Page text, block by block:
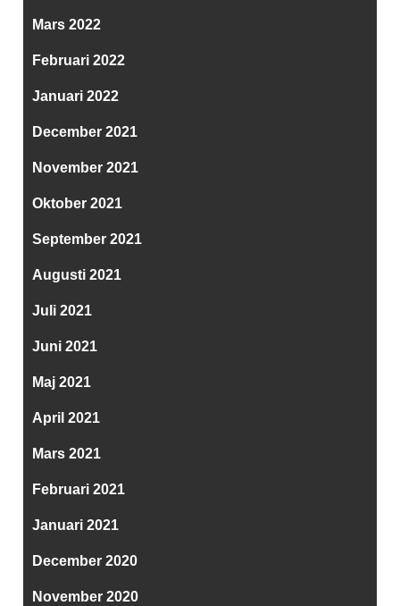
Mars 2022
Februari 2022
Januari 2022
December 2021
November 2021
Oktober 2021
September 2021
Augusti 2021
Juli 2021
Juni 2021
Maj 2021
April 2021
Mars 2021
Februari 2021
Januari 2021
December 2020
November 2020